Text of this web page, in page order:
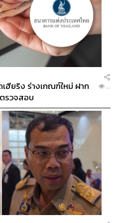
เฮียริง ร่างเกณฑ์ใหม่ ฝาก
รวจสอบ
...